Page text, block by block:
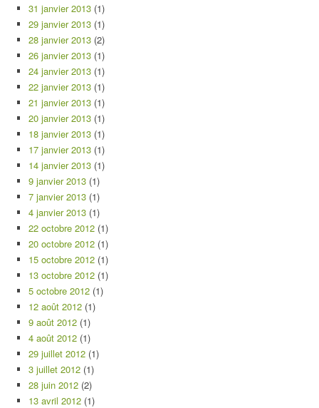
31 janvier 2013 (1)
29 janvier 2013 (1)
28 janvier 2013 (2)
26 janvier 2013 (1)
24 janvier 2013 (1)
22 janvier 2013 (1)
21 janvier 2013 (1)
20 janvier 2013 (1)
18 janvier 2013 (1)
17 janvier 2013 (1)
14 janvier 2013 (1)
9 janvier 2013 (1)
7 janvier 2013 (1)
4 janvier 2013 (1)
22 octobre 2012 (1)
20 octobre 2012 (1)
15 octobre 2012 (1)
13 octobre 2012 (1)
5 octobre 2012 (1)
12 août 2012 (1)
9 août 2012 (1)
4 août 2012 (1)
29 juillet 2012 (1)
3 juillet 2012 (1)
28 juin 2012 (2)
13 avril 2012 (1)